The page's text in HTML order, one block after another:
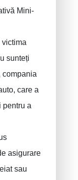
Mini-
victima
sunteți
compania
care a
pentru a
asigurare
sau